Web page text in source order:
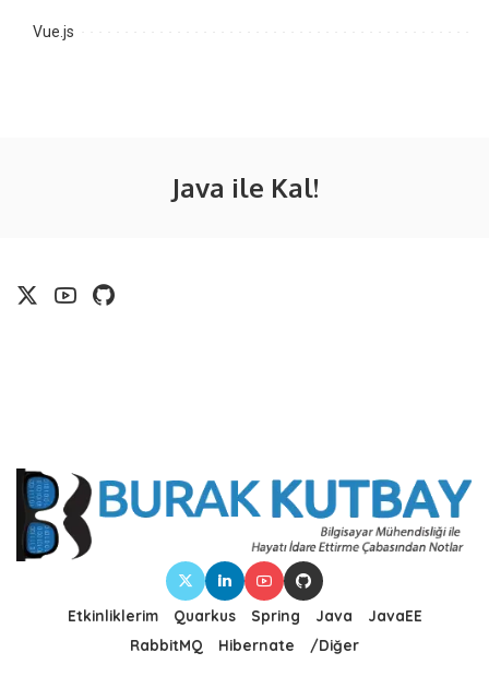
Vue.js
Java ile Kal!
Etkinliklerim Quarkus Spring Java
JavaEE
RabbitMQ
Hibernate /Diğer